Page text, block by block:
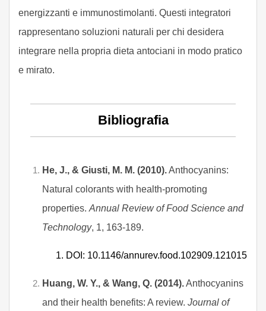
energizzanti e immunostimolanti. Questi integratori
rappresentano soluzioni naturali per chi desidera
integrare nella propria dieta antociani in modo pratico
e mirato.
Bibliografia
He, J., & Giusti, M. M. (2010).Anthocyanins:
Natural colorants with health-promoting
properties. Annual Review of Food Science and
Technology, 1, 163-189.
DOI: 10.1146/annurev.food.102909.121015
Huang, W. Y., & Wang, Q. (2014).Anthocyanins
and their health benefits: A review. Journal of